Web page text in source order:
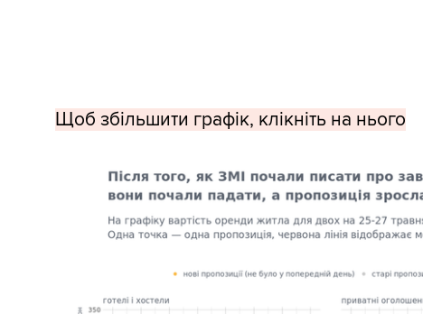
Щоб збільшити графік, клікніть на нього